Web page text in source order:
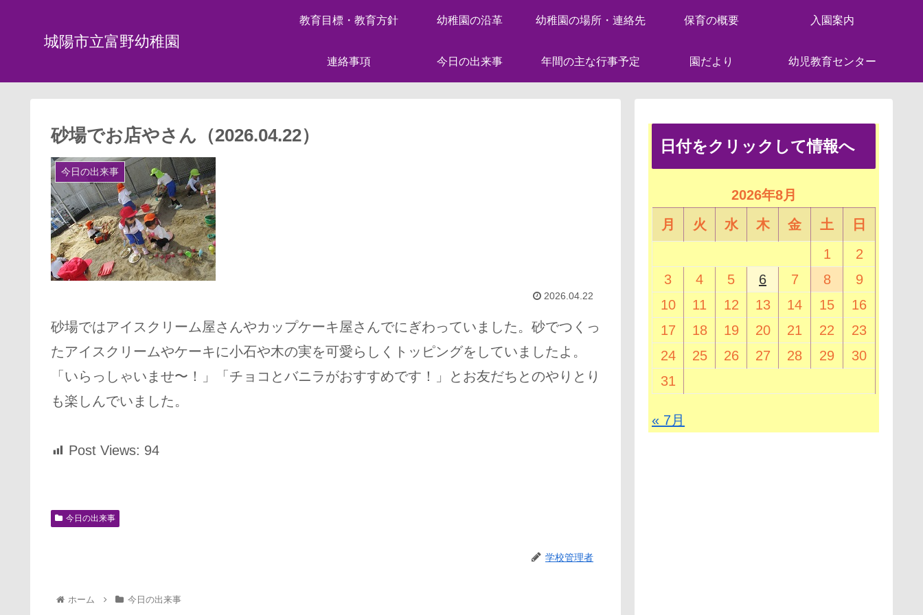
城陽市立富野幼稚園
教育目標・教育方針 幼稚園の沿革 幼稚園の場所・連絡先 保育の概要 入園案内
連絡事項 今日の出来事 年間の主な行事予定 園だより 幼児教育センター
砂場でお店やさん（2026.04.22）
今日の出来事
2026.04.22
砂場ではアイスクリーム屋さんやカップケーキ屋さんでにぎわっていました。砂でつくっ
たアイスクリームやケーキに小石や木の実を可愛らしくトッピングをしていましたよ。
「いらっしゃいませ〜！」「チョコとバニラがおすすめです！」とお友だちとのやりとり
も楽しんでいました。
Post Views: 94
今日の出来事
学校管理者
ホーム 今日の出来事
日付をクリックして情報へ
2026年8月
月
火 水 木 金 土
日
1
2
3
4 5 6 7 8
9
10
11 12 13 14 15
16
17
18 19 20 21 22
23
24
25 26 27 28 29
30
31
« 7月